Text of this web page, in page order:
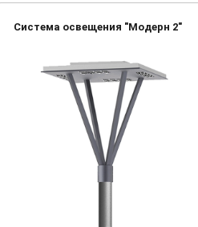
Система освещения "Модерн 2"